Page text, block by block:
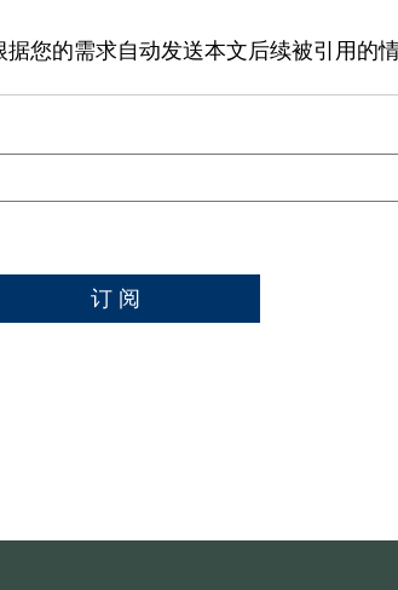
您的需求自动发送本文后续被引用的